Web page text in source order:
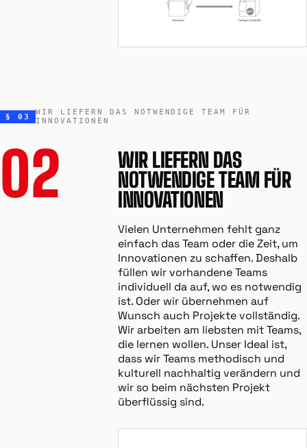
§ 03
WIR LIEFERN DAS NOTWENDIGE TEAM FÜR
INNOVATIONEN
02
WIR LIEFERN DAS
NOTWENDIGE TEAM FÜR
INNOVATIONEN
Vielen Unternehmen fehlt ganz
einfach das Team oder die Zeit, um
Innovationen zu schaffen. Deshalb
füllen wir vorhandene Teams
individuell da auf, wo es notwendig
ist. Oder wir übernehmen auf
Wunsch auch Projekte vollständig.
Wir arbeiten am liebsten mit Teams,
die lernen wollen. Unser Ideal ist,
dass wir Teams methodisch und
kulturell nachhaltig verändern und
wir so beim nächsten Projekt
überflüssig sind.